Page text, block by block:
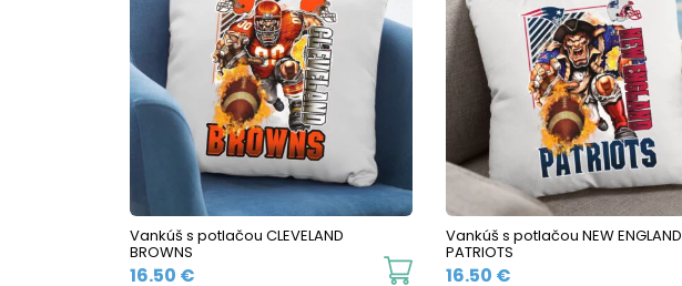
Vankúš s potlačou CLEVELAND
BROWNS
16.50 €
Vankúš s potlačou NEW ENGLAND
PATRIOTS
16.50 €